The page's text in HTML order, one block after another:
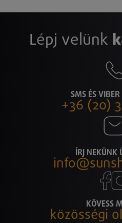
Lépj velünk
SMS ÉS
+36 (20)
ÍRJ NEKÜNK
KÖVESS
közösségi